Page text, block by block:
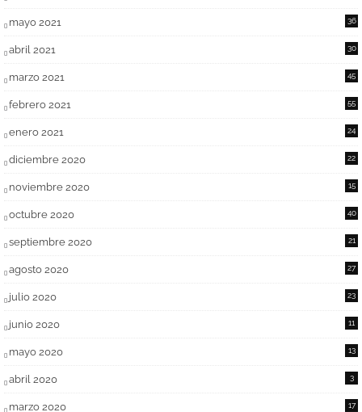
mayo 2021 36
abril 2021 30
marzo 2021 45
febrero 2021 55
enero 2021 24
diciembre 2020 22
noviembre 2020 15
octubre 2020 40
septiembre 2020 21
agosto 2020 27
julio 2020 23
junio 2020 11
mayo 2020 13
abril 2020 3
marzo 2020 17